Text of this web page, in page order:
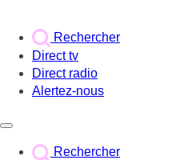
Rechercher
Direct tv
Direct radio
Alertez-nous
Rechercher